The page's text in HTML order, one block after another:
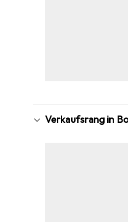
Verkaufsrang in